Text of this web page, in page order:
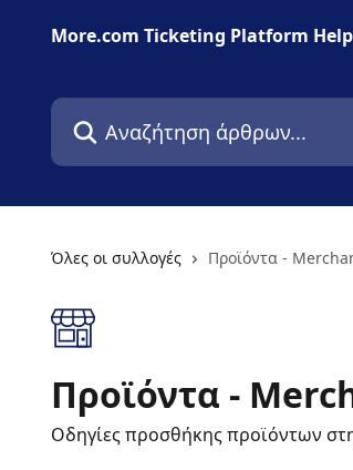
More.com Ticketing Platform
Αναζήτηση άρθρων...
Όλες οι συλλογές Προϊόντα -
Προϊόντα -
Οδηγίες προσθήκης προϊόντων